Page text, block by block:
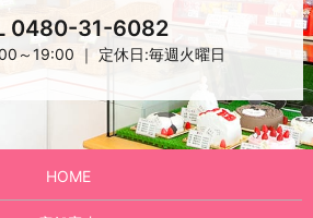
0480-31-6082
～19:00 ｜ 定休日:毎週火曜日
HOME